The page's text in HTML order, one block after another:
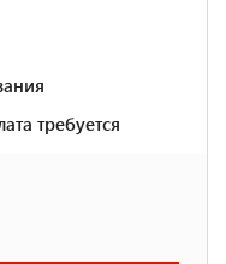
требуется